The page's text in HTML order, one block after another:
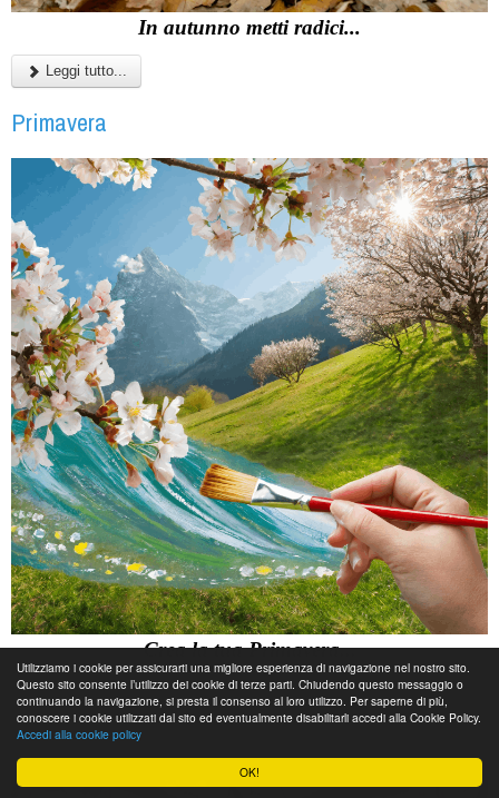
OK!
Utilizziamo i cookie per assicurarti una migliore esperienza di navigazione nel nostro sito.
Questo sito consente l’utilizzo dei cookie di terze parti. Chiudendo questo messaggio o
continuando la navigazione, si presta il consenso al loro utilizzo. Per saperne di più,
conoscere i cookie utilizzati dal sito ed eventualmente disabilitarli accedi alla Cookie Policy.
Accedi alla cookie policy
In autunno metti radici...
Leggi tutto...
Primavera
Crea la tua Primavera...
Leggi tutto...
Maggio